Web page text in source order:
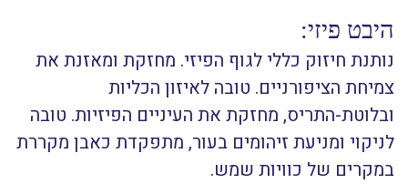
היבט פיזי:
נותנת חיזוק כללי לגוף הפיזי. מחזקת ומאזנת את
צמיחת הציפורניים. טובה לאיזון הכליות
ובלוטת-התריס, מחזקת את העיניים הפיזיות. טובה
לניקוי ומניעת זיהומים בעור, מתפקדת כאבן מקררת
במקרים של כוויות שמש.